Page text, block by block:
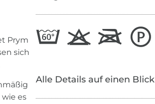
Prym
sich
es
Alle Details auf einen Blick